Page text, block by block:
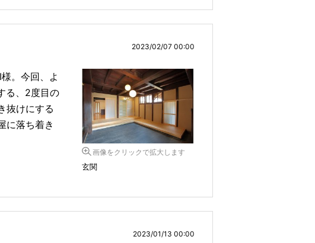
2023/02/07 00:00
。今回、よ
る、2度目の
抜けにする
に落ち着き
画像をクリックで拡大します
玄関
2023/01/13 00:00